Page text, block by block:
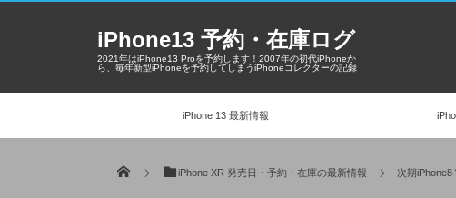
iPhone13 予約・在庫ログ
2021年はiPhone13 Proを予約します！2007年の初代iPhoneか
ら、毎年新型iPhoneを予約してしまうiPhoneコレクターの記録
iPhone 13 最新情報
iPhone XR 発売日・予約・在庫の最新情報 次期